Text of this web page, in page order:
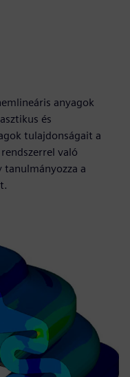
anyagok
és
tulajdonságait a
való
a